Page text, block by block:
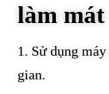
làm
1. Sử dụng
gian.